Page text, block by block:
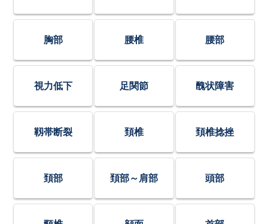
胸部 腰椎 腰部
視力低下 足関節 醜状障害
靱帯断裂 頚椎 頚椎捻挫
頚部 頚部～肩部 頭部